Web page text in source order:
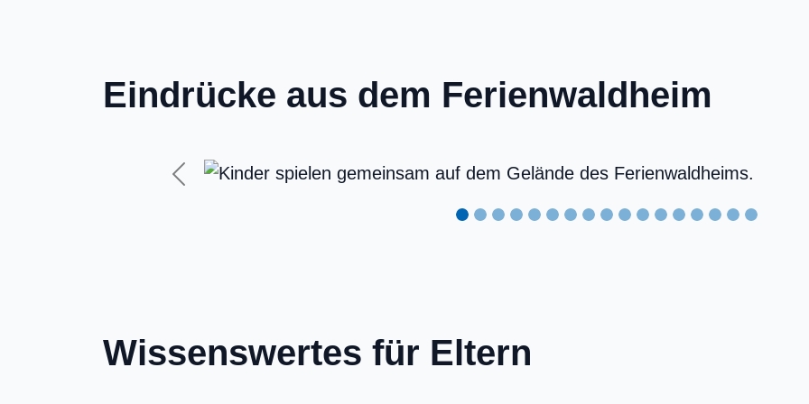
Eindrücke aus dem Ferienwaldheim
Previous
Wissenswertes für Eltern